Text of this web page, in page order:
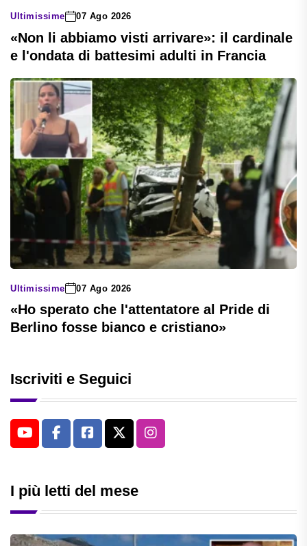
Ultimissime 07 Ago 2026
«Non li abbiamo visti arrivare»: il cardinale
e l'ondata di battesimi adulti in Francia
Ultimissime 07 Ago 2026
«Ho sperato che l'attentatore al Pride di
Berlino fosse bianco e cristiano»
Iscriviti e Seguici
I più letti del mese